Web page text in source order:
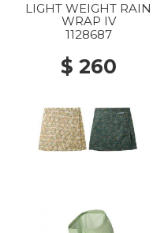
LIGHT WEIGHT RAIN
WRAP IV
1128687
$ 260